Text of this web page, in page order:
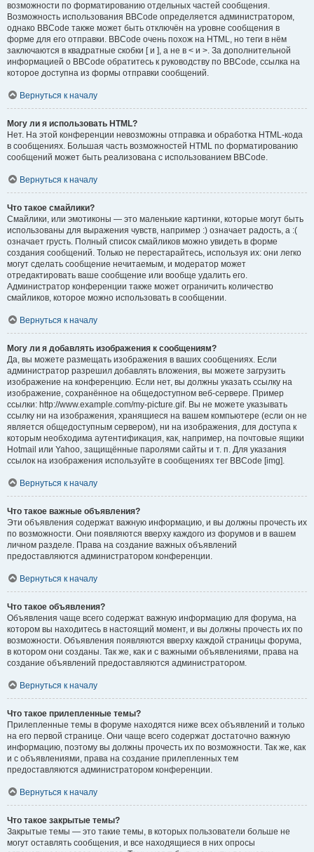
возможности по форматированию отдельных частей сообщения.
Возможность использования BBCode определяется администратором,
однако BBCode также может быть отключён на уровне сообщения в
форме для его отправки. BBCode очень похож на HTML, но теги в нём
заключаются в квадратные скобки [ и ], а не в < и >. За дополнительной
информацией о BBCode обратитесь к руководству по BBCode, ссылка на
которое доступна из формы отправки сообщений.
Вернуться к началу
Могу ли я использовать HTML?
Нет. На этой конференции невозможны отправка и обработка HTML-кода
в сообщениях. Большая часть возможностей HTML по форматированию
сообщений может быть реализована с использованием BBCode.
Вернуться к началу
Что такое смайлики?
Смайлики, или эмотиконы — это маленькие картинки, которые могут быть
использованы для выражения чувств, например :) означает радость, а :(
означает грусть. Полный список смайликов можно увидеть в форме
создания сообщений. Только не перестарайтесь, используя их: они легко
могут сделать сообщение нечитаемым, и модератор может
отредактировать ваше сообщение или вообще удалить его.
Администратор конференции также может ограничить количество
смайликов, которое можно использовать в сообщении.
Вернуться к началу
Могу ли я добавлять изображения к сообщениям?
Да, вы можете размещать изображения в ваших сообщениях. Если
администратор разрешил добавлять вложения, вы можете загрузить
изображение на конференцию. Если нет, вы должны указать ссылку на
изображение, сохранённое на общедоступном веб-сервере. Пример
ссылки: http://www.example.com/my-picture.gif. Вы не можете указывать
ссылку ни на изображения, хранящиеся на вашем компьютере (если он не
является общедоступным сервером), ни на изображения, для доступа к
которым необходима аутентификация, как, например, на почтовые ящики
Hotmail или Yahoo, защищённые паролями сайты и т. п. Для указания
ссылок на изображения используйте в сообщениях тег BBCode [img].
Вернуться к началу
Что такое важные объявления?
Эти объявления содержат важную информацию, и вы должны прочесть их
по возможности. Они появляются вверху каждого из форумов и в вашем
личном разделе. Права на создание важных объявлений
предоставляются администратором конференции.
Вернуться к началу
Что такое объявления?
Объявления чаще всего содержат важную информацию для форума, на
котором вы находитесь в настоящий момент, и вы должны прочесть их по
возможности. Объявления появляются вверху каждой страницы форума,
в котором они созданы. Так же, как и с важными объявлениями, права на
создание объявлений предоставляются администратором.
Вернуться к началу
Что такое прилепленные темы?
Прилепленные темы в форуме находятся ниже всех объявлений и только
на его первой странице. Они чаще всего содержат достаточно важную
информацию, поэтому вы должны прочесть их по возможности. Так же, как
и с объявлениями, права на создание прилепленных тем
предоставляются администратором конференции.
Вернуться к началу
Что такое закрытые темы?
Закрытые темы — это такие темы, в которых пользователи больше не
могут оставлять сообщения, и все находящиеся в них опросы